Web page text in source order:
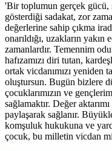
'Bir toplumun gerçek
gösterdiği sadakat, zor
değerlerine sahip çıkma
onarıldığı, uzakların yakın
zamanlardır. Temennim
hafızamızı diri tutan,
ortak vicdanımızı
oluştursun. Bugün bizlere
çocuklarımızın ve
sağlamaktır. Değer
paylaşarak sağlanır.
komşuluk hukukuna ve
çocuk, bu milletin vicdan